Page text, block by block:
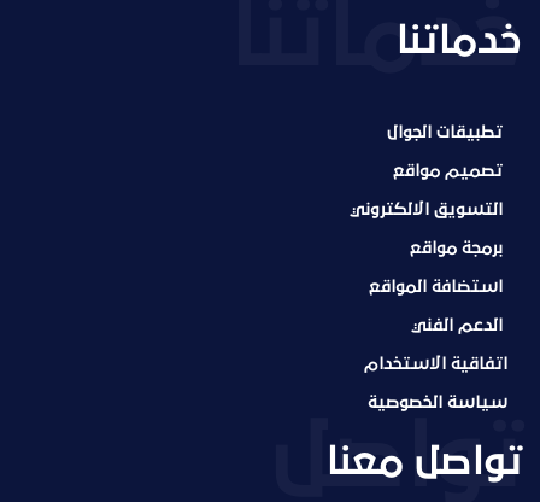
خدماتنا
تطبيقات الجوال
تصميم مواقع
التسويق الالكتروني
برمجة مواقع
استضافة المواقع
الدعم الفني
اتفاقية الاستخدام
سياسة الخصوصية
تواصل معنا